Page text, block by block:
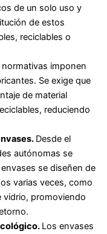
de un solo uso y
de estos
reciclables o
normativas imponen
Se exige que
de material
reduciendo
Desde el
autónomas se
se diseñen de
varias veces, como
vidrio, promoviendo
Los envases